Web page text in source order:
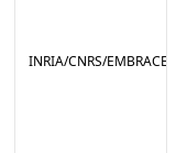
INRIA/CNRS/EMBRACE